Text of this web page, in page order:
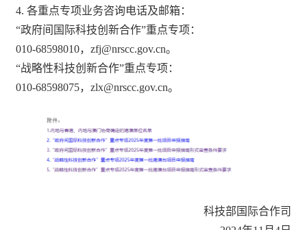
4. 各重点专项业务咨询电话及邮箱：
“政府间国际科技创新合作”重点专项：
010-68598010，zfj@nrscc.gov.cn。
“战略性科技创新合作”重点专项：
010-68598075，zlx@nrscc.gov.cn。
科技部国际合作司